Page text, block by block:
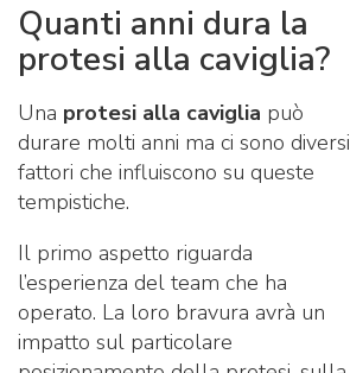
Quanti anni dura la
protesi alla caviglia?
Una protesi alla caviglia può
durare molti anni ma ci sono diversi
fattori che influiscono su queste
tempistiche.
Il primo aspetto riguarda
l’esperienza del team che ha
operato. La loro bravura avrà un
impatto sul particolare